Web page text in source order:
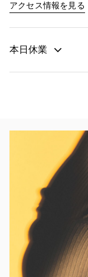
アクセス情報を見る
本日休業